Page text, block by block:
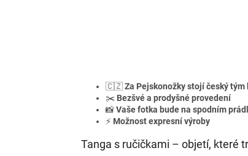
🇨🇿Za Pejskonožky stojí český tým
✂️ Bezšvé a prodyšné provedení
📸Vaše fotka bude na spodním
⚡ Možnost expresní výroby
Tanga s ručičkami – objetí, které